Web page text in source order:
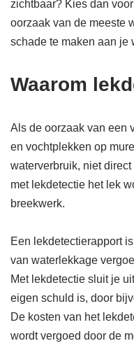
zichtbaar? Kies dan
oorzaak van de meeste
schade te maken aan je
Waarom
Als de oorzaak van een
en vochtplekken op
waterverbruik, niet
met lekdetectie het lek
breekwerk.
Een lekdetectierapport
van waterlekkage
Met lekdetectie sluit je
eigen schuld is, door
De kosten van het
wordt vergoed door de